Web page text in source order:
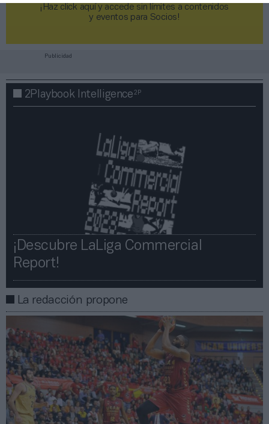
¡Haz click aquí y accede sin límites a contenidos
y eventos para Socios!​​​​​​​
Publicidad
2Playbook Intelligence2P
¡Descubre LaLiga Commercial
Report!​​
La redacción propone